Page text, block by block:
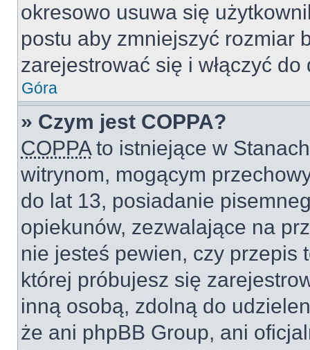
okresowo usuwa się
postu aby zmniejszyć rozmiar
zarejestrować się i włączyć
Góra
» Czym jest COPPA?
COPPAto istniejące w
witrynom, mogącym
do lat 13, posiadanie
opiekunów, zezwalające na
nie jesteś pewien, czy przepis
której próbujesz się
inną osobą, zdolną do
że ani phpBB Group, ani